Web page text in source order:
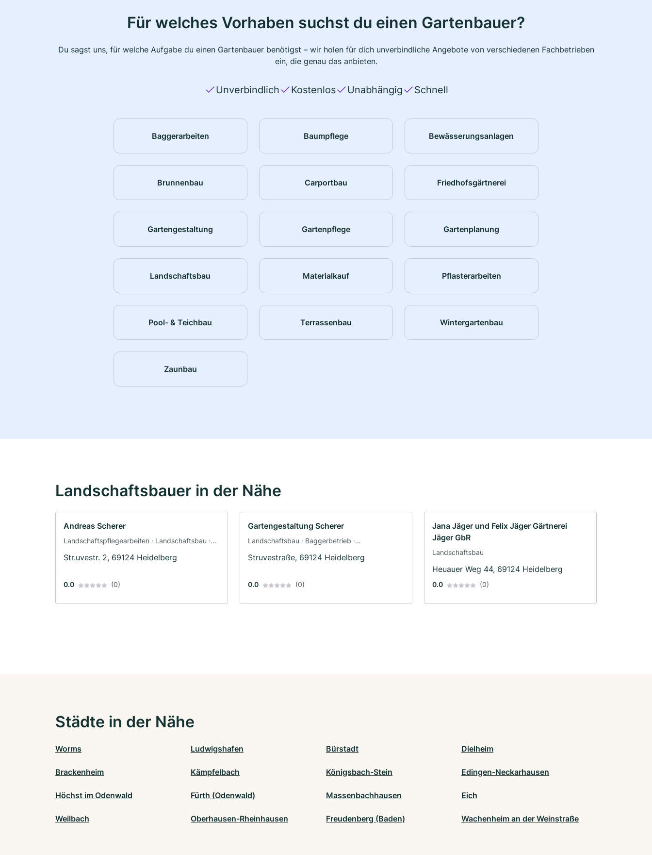
Für welches Vorhaben suchst du einen Gartenbauer?
Du sagst uns, für welche Aufgabe du einen Gartenbauer benötigst – wir holen für dich unverbindliche Angebote von verschiedenen Fachbetrieben
ein, die genau das anbieten.
Unverbindlich Kostenlos Unabhängig Schnell
Baggerarbeiten Baumpflege Bewässerungsanlagen
Brunnenbau Carportbau Friedhofsgärtnerei
Gartengestaltung Gartenpflege Gartenplanung
Landschaftsbau Materialkauf Pflasterarbeiten
Pool- & Teichbau Terrassenbau Wintergartenbau
Zaunbau
Landschaftsbauer in der Nähe
Andreas Scherer
Landschaftspflegearbeiten · Landschaftsbau ·
Terrassengestaltung · Zaunbau
Str.uvestr. 2, 69124 Heidelberg
0.0 (0)
Gartengestaltung Scherer
Landschaftsbau · Baggerbetrieb ·
Struvestraße, 69124 Heidelberg
0.0 (0)
Jana Jäger und Felix Jäger Gärtnerei
Jäger GbR
Landschaftsbau
Heuauer Weg 44, 69124 Heidelberg
0.0 (0)
Städte in der Nähe
Worms Ludwigshafen Bürstadt Dielheim
Brackenheim Kämpfelbach Königsbach-Stein Edingen-Neckarhausen
Höchst im Odenwald Fürth (Odenwald) Massenbachhausen Eich
Weilbach Oberhausen-Rheinhausen Freudenberg (Baden) Wachenheim an der Weinstraße